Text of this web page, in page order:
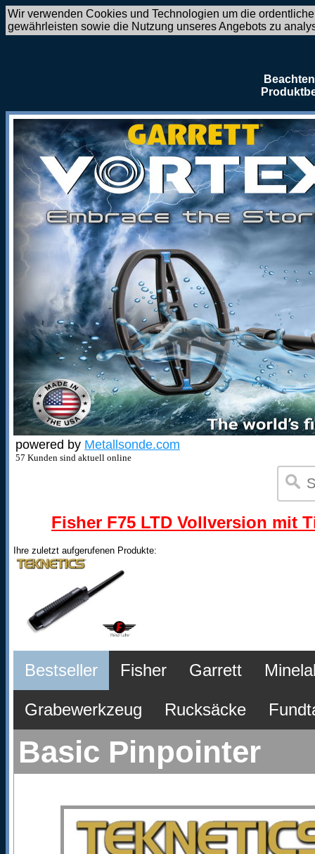
Wir verwenden Cookies und Technologien um die
gewährleisten sowie die Nutzung unseres Angebots zu
powered by Metallsonde.com
57 Kunden sind aktuell online
Fisher F75 LTD Vollversion mit
Ihre zuletzt aufgerufenen Produkte:
Bestseller Fisher Garrett
Grabewerkzeug Rucksäcke
Basic Pinpointer